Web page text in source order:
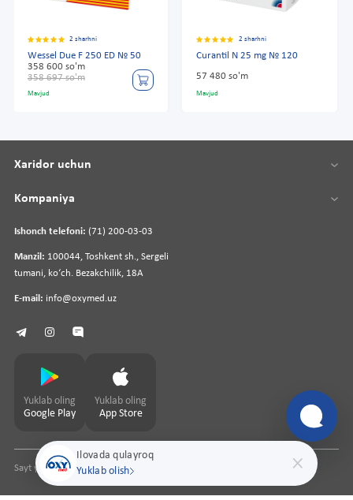
2 sharhni
Wessel Due F 250 ED № 50
358 600 so'm
358 697 so'm
Mavjud
2 sharhni
Curantil N 25 mg № 120
57 480 so'm
Mavjud
Ilovada qulayroq
Yuklab olish
Ishonch telefoni: (71) 200-03-03
Manzil: 100044, Toshkent sh., Sergeli
tumani, koʻch. Bezakchilik, 18A
E-mail: info@oxymed.uz
Xaridor uchun
Kompaniya
Yuklab oling
Google Play
Yuklab oling
App Store
Sayt yaratuvchipharmit.uz